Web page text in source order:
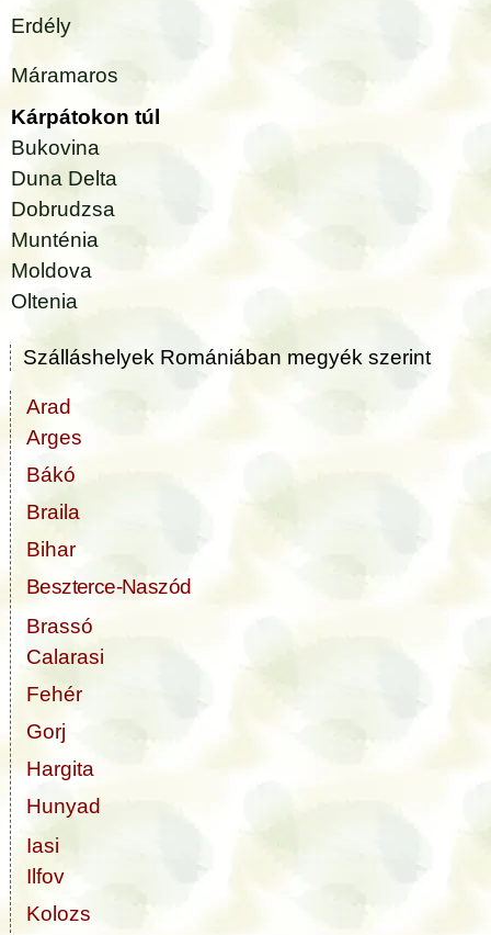
Erdély
Máramaros
Kárpátokon túl
Bukovina
Duna Delta
Dobrudzsa
Munténia
Moldova
Oltenia
Szálláshelyek Romániában megyék szerint
Arad
Arges
Bákó
Braila
Bihar
Beszterce-Naszód
Brassó
Calarasi
Fehér
Gorj
Hargita
Hunyad
Iasi
Ilfov
Kolozs